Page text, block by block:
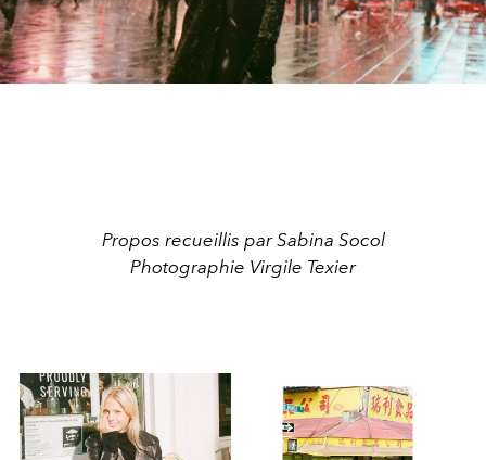
Propos recueillis par Sabina Socol
Photographie Virgile Texier